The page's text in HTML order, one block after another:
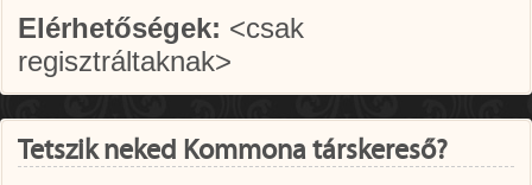
Elérhetőségek: <csak
regisztráltaknak>
Tetszik neked Kommona társkereső?